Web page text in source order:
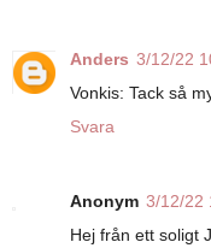
Anders 3/12/22
Vonkis: Tack så
Svara
Anonym 3/12/22
Hej från ett soligt